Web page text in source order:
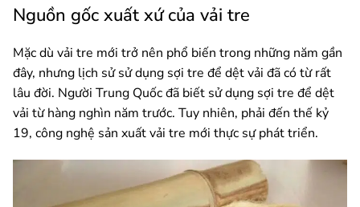
Nguồn gốc xuất xứ của vải tre
Mặc dù vải tre mới trở nên phổ biến trong những năm gần
đây, nhưng lịch sử sử dụng sợi tre để dệt vải đã có từ rất
lâu đời. Người Trung Quốc đã biết sử dụng sợi tre để dệt
vải từ hàng nghìn năm trước. Tuy nhiên, phải đến thế kỷ
19, công nghệ sản xuất vải tre mới thực sự phát triển.